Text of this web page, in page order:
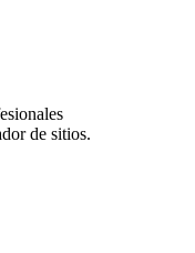
de sitios.